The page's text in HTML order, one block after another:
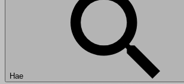
Hae